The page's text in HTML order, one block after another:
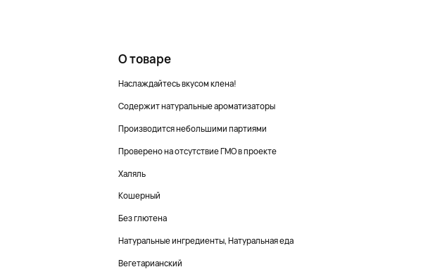
О товаре
Наслаждайтесь вкусом клена!
Содержит натуральные ароматизаторы
Производится небольшими партиями
Проверено на отсутствие ГМО в проекте
Халяль
Кошерный
Без глютена
Натуральные ингредиенты, Натуральная еда
Вегетарианский